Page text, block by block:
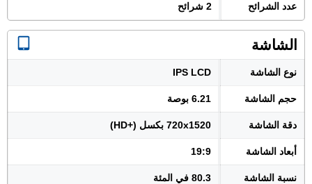
عدد الشرائح 2 شرائح
الشاشة
نوع الشاشة IPS LCD
حجم الشاشة 6.21 بوصة
دقة الشاشة 720x1520 بكسل (+HD)
أبعاد الشاشة 19:9
نسبة الشاشة 80.3 في المئة